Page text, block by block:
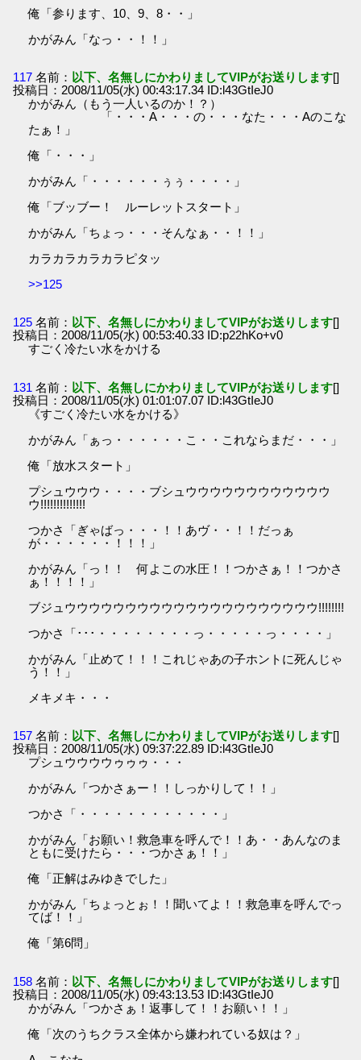
俺「参ります、10、9、8・・」
かがみん「なっ・・！！」
117 名前： 以下、名無しにかわりましてVIPがお送りします[]
投稿日：2008/11/05(水) 00:43:17.34 ID:l43GtIeJ0
かがみん（もう一人いるのか！？）
「・・・A・・・の・・・なた・・・Aのこな
たぁ！」
俺「・・・」
かがみん「・・・・・・ぅぅ・・・・」
俺「ブッブー！ ルーレットスタート」
かがみん「ちょっ・・・そんなぁ・・！！」
カラカラカラカラピタッ
>>125
125 名前： 以下、名無しにかわりましてVIPがお送りします[]
投稿日：2008/11/05(水) 00:53:40.33 ID:p22hKo+v0
すごく冷たい水をかける
131 名前： 以下、名無しにかわりましてVIPがお送りします[]
投稿日：2008/11/05(水) 01:01:07.07 ID:l43GtIeJ0
《すごく冷たい水をかける》
かがみん「ぁっ・・・・・・こ・・これならまだ・・・」
俺「放水スタート」
プシュウウウ・・・・ブシュウウウウウウウウウウウウ
ウ!!!!!!!!!!!!!!
つかさ「ぎゃばっ・・・！！あヴ・・！！だっぁ
が・・・・・・！！！」
かがみん「っ！！ 何よこの水圧！！つかさぁ！！つかさ
ぁ！！！！」
ブジュウウウウウウウウウウウウウウウウウウウウウ!!!!!!!!
つかさ「･･･・・・・・・・・っ・・・・・っ・・・・」
かがみん「止めて！！！これじゃあの子ホントに死んじゃ
う！！」
メキメキ・・・
157 名前： 以下、名無しにかわりましてVIPがお送りします[]
投稿日：2008/11/05(水) 09:37:22.89 ID:l43GtIeJ0
プシュウウウウゥゥゥ・・・
かがみん「つかさぁー！！しっかりして！！」
つかさ「・・・・・・・・・・・・」
かがみん「お願い！救急車を呼んで！！あ・・あんなのま
ともに受けたら・・・つかさぁ！！」
俺「正解はみゆきでした」
かがみん「ちょっとぉ！！聞いてよ！！救急車を呼んでっ
てば！！」
俺「第6問」
158 名前： 以下、名無しにかわりましてVIPがお送りします[]
投稿日：2008/11/05(水) 09:43:13.53 ID:l43GtIeJ0
かがみん「つかさぁ！返事して！！お願い！！」
俺「次のうちクラス全体から嫌われている奴は？」